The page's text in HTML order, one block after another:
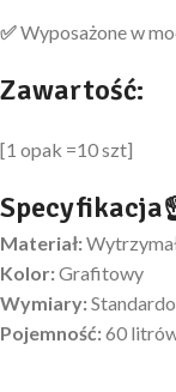
✅Wyposażone w
Zawartość:
[1 opak =10 szt]
Materiał:
Kolor:Grafitowy
Wymiary:
Pojemność:60